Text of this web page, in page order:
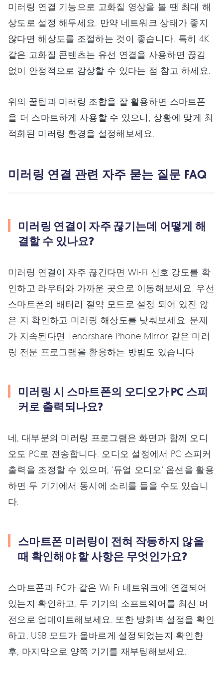
미러링 연결 기능으로 고화질 영상을 볼 땐 최대 해
상도로 설정 해두세요. 만약 네트워크 상태가 좋지
않다면 해상도를 조절하는 것이 좋습니다. 특히 4K
같은 고화질 콘텐츠는 유선 연결을 사용하면 끊김
없이 안정적으로 감상할 수 있다는 점 참고 하세요.
위의 꿀팁과 미러링 조합을 잘 활용하면 스마트폰
을 더 스마트하게 사용할 수 있으니, 상황에 맞게 최
적화된 미러링 환경을 설정해보세요.
미러링 연결 관련 자주 묻는 질문 FAQ
미러링 연결이 자주 끊기는데 어떻게 해
결할 수 있나요?
미러링 연결이 자주 끊긴다면 Wi-Fi 신호 강도를 확
인하고 라우터와 가까운 곳으로 이동해보세요. 우선
스마트폰의 배터리 절약 모드로 설정 되어 있진 않
은 지 확인하고 미러링 해상도를 낮춰보세요. 문제
가 지속된다면 Tenorshare Phone Mirror 같은 미러
링 전문 프로그램을 활용하는 방법도 있습니다.
미러링 시 스마트폰의 오디오가 PC 스피
커로 출력되나요?
네, 대부분의 미러링 프로그램은 화면과 함께 오디
오도 PC로 전송합니다. 오디오 설정에서 PC 스피커
출력을 조정할 수 있으며, '듀얼 오디오' 옵션을 활용
하면 두 기기에서 동시에 소리를 들을 수도 있습니
다.
스마트폰 미러링이 전혀 작동하지 않을
때 확인해야 할 사항은 무엇인가요?
스마트폰과 PC가 같은 Wi-Fi 네트워크에 연결되어
있는지 확인하고, 두 기기의 소프트웨어를 최신 버
전으로 업데이트해보세요. 또한 방화벽 설정을 확인
하고, USB 모드가 올바르게 설정되었는지 확인한
후, 마지막으로 양쪽 기기를 재부팅해보세요.